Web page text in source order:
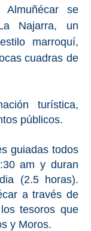
se
Najarra, un
marroquí,
cuadras de
turística,
públicos.
guiadas todos
am y duran
(2.5 horas).
a través de
tesoros que
y Moros.